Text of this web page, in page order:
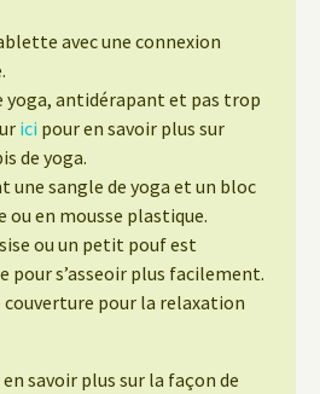
avec une connexion
yoga, antidérapant et pas trop
ici pour en savoir plus sur
de yoga.
une sangle de yoga et un bloc
ou en mousse plastique.
ou un petit pouf est
pour s’asseoir plus facilement.
couverture pour la relaxation
savoir plus sur la façon de